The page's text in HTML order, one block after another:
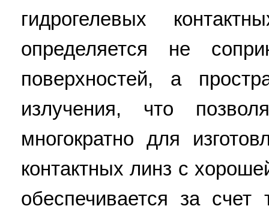
гидрогелевых
определяется не
поверхностей, а
излучения, что
многократно для
контактных линз с
обеспечивается за счет